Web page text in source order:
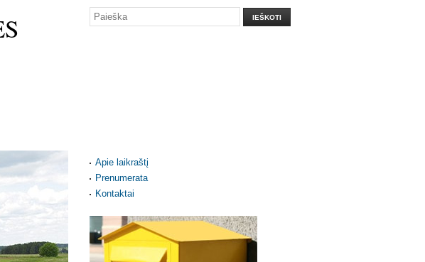
Apie laikraštį
Prenumerata
Kontaktai